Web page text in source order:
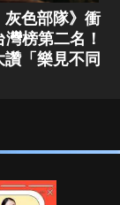
灰色部隊》衝
灣榜第二名！
讚「樂見不同